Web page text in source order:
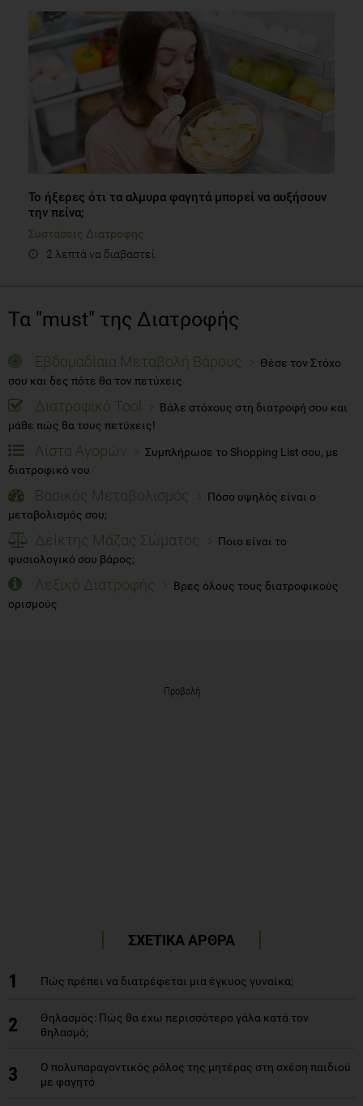
Το ήξερες ότι τα αλμυρα φαγητά μπορεί να αυξήσουν
την πείνα;
Συστάσεις Διατροφής
2 λεπτά να διαβαστεί
Τα "must" της Διατροφής
Εβδομαδίαια Μεταβολή Βάρους
Θέσε τον Στόχο
σου και δες πότε θα τον πετύχεις
Διατροφικό Tool
Βάλε στόχους στη διατροφή σου και
μάθε πώς θα τους πετύχεις!
Λίστα Αγορών
Συμπλήρωσε το Shopping List σου, με
διατροφικό νου
Βασικός Μεταβολισμός
Πόσο υψηλός είναι ο
μεταβολισμός σου;
Δείκτης Μάζας Σώματος
Ποιο είναι το
φυσιολογικό σου βάρος;
Λεξικό Διατροφής
Βρες όλους τους διατροφικούς
ορισμούς
Προβολή
ΣΧΕΤΙΚΑ ΑΡΘΡΑ
1 Πώς πρέπει να διατρέφεται μια έγκυος γυναίκα;
2
Θηλασμός: Πώς θα έχω περισσότερο γάλα κατά τον
θηλασμό;
3
Ο πολυπαραγοντικός ρόλος της μητέρας στη σχέση παιδιού
με φαγητό